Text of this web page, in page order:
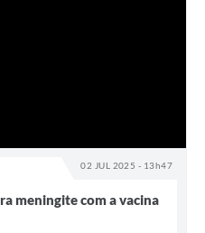
02 JUL 2025 - 13h47
meningite com a vacina